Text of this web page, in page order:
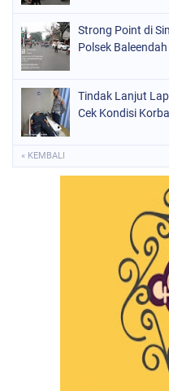
Strong Point di
Polsek
Tindak Lanjut
Cek Kondisi
« KEMBALI